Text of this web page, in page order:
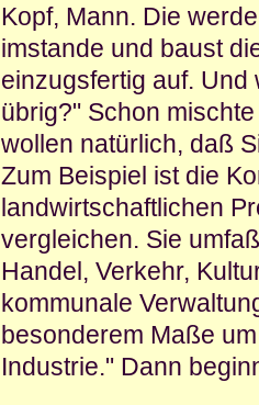
Kopf, Mann. Die
imstande und baust
einzugsfertig auf.
übrig?" Schon
wollen natürlich, daß
Zum Beispiel ist die
landwirtschaftlichen
vergleichen. Sie
Handel, Verkehr,
kommunale
besonderem Maße
Industrie." Dann